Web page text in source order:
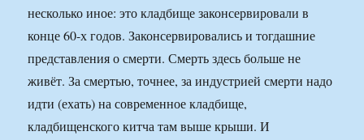
несколько иное: это кладбище законсервировали в
конце 60-х годов. Законсервировались и тогдашние
представления о смерти. Смерть здесь больше не
живёт. За смертью, точнее, за индустрией смерти надо
идти (ехать) на современное кладбище,
кладбищенского китча там выше крыши. И